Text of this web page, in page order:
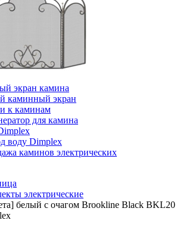
экран камина
каминный экран
к каминам
для камина
воду Dimplex
каминов электрических
электрические
белый с очагом Brookline Black BKL20